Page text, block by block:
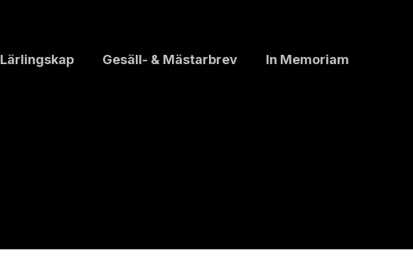
Lärlingskap Gesäll- & Mästarbrev In Memoriam